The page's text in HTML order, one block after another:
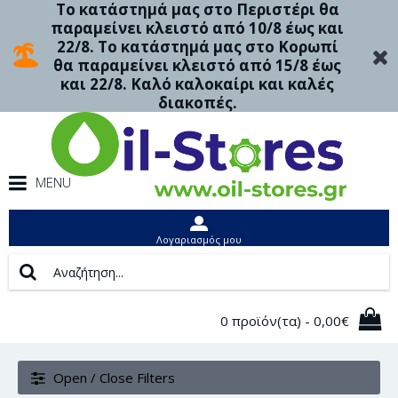
Το κατάστημά μας στο Περιστέρι θα
παραμείνει κλειστό από 10/8 έως και
22/8. Το κατάστημά μας στο Κορωπί
θα παραμείνει κλειστό από 15/8 έως
και 22/8. Καλό καλοκαίρι και καλές
διακοπές.
MENU
Λογαριασμός μου
0 προϊόν(τα) - 0,00€
Open / Close Filters